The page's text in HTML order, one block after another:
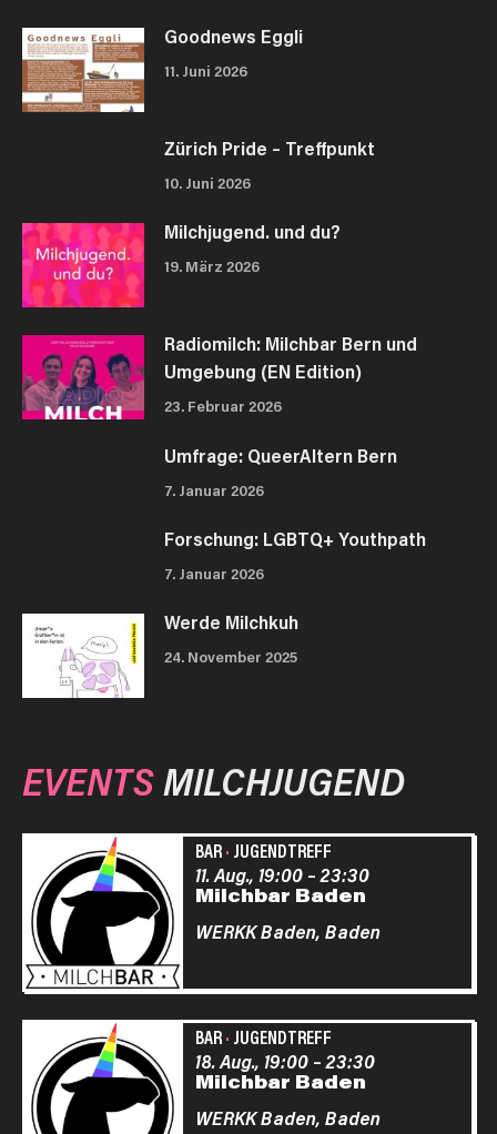
Goodnews Eggli
11. Juni 2026
Zürich Pride – Treffpunkt
10. Juni 2026
Milchjugend. und du?
19. März 2026
Radiomilch: Milchbar Bern und
Umgebung (EN Edition)
23. Februar 2026
Umfrage: QueerAltern Bern
7. Januar 2026
Forschung: LGBTQ+ Youthpath
7. Januar 2026
Werde Milchkuh
24. November 2025
EVENTSMILCHJUGEND
BAR· JUGENDTREFF
Milchbar Baden
11. Aug., 19:00–23:30
WERKK Baden, Baden
BAR· JUGENDTREFF
Milchbar Baden
18. Aug., 19:00–23:30
WERKK Baden, Baden